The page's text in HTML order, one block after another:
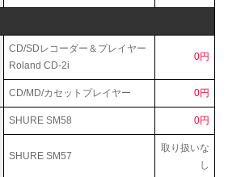
CD/SDレコーダー＆プレイヤー
Roland CD-2i
0円
CD/MD/カセットプレイヤー 0円
SHURE SM58 0円
SHURE SM57
取り扱いな
し